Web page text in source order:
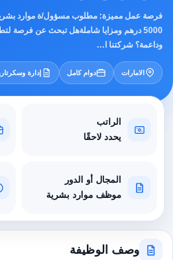
5000 درهم ومزايا شاملةهل تبحث عن فرصة
وداعمة؟ شركتنا ا…
الامارات دوام كامل إدارة
الراتب
يحدد لاحقًا
المجال أو الدور
موظف موارد بشرية
وصف الوظيفة